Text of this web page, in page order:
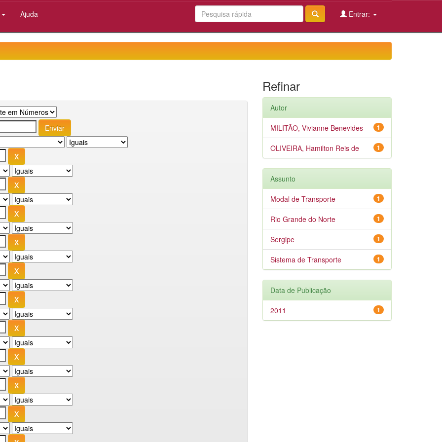
Ajuda Entrar:
Refinar
Autor
1
MILITÃO, Vivianne Benevides
1
OLIVEIRA, Hamilton Reis de
Assunto
1
Modal de Transporte
1
Rio Grande do Norte
1
Sergipe
1
Sistema de Transporte
Data de Publicação
1
2011